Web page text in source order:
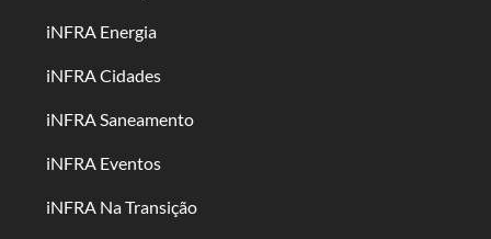
iNFRA Energia
iNFRA Cidades
iNFRA Saneamento
iNFRA Eventos
iNFRA Na Transição